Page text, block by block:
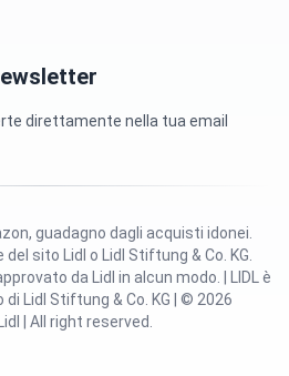
direttamente nella tua email
sito Lidl o Lidl Stiftung & Co. KG.
da Lidl in alcun modo. | LIDL è
Lidl Stiftung & Co. KG | © 2026
| All right reserved.
guadagno dagli acquisti idonei.